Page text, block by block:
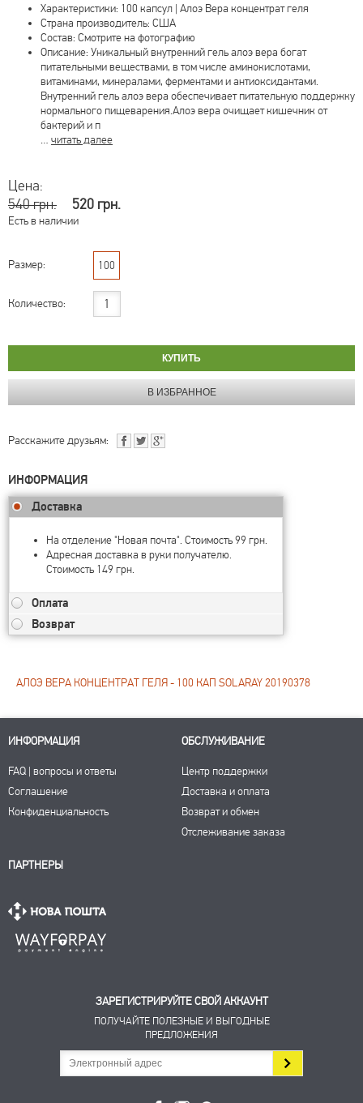
Характеристики: 100 капсул | Алоэ Вера концентрат геля
Страна производитель: США
Состав: Смотрите на фотографию
Описание: Уникальный внутренний гель алоэ вера богат
питательными веществами, в том числе аминокислотами,
витаминами, минералами, ферментами и антиоксидантами.
Внутренний гель алоэ вера обеспечивает питательную поддержку
нормального пищеварения.Алоэ вера очищает кишечник от
бактерий и п
… читать далее
Цена:
540 грн.
520 грн.
Есть в наличии
Размер: 100
Количество:
Расскажите друзьям:
ИНФОРМАЦИЯ
Доставка
На отделение "Новая почта". Стоимость 99 грн.
Адресная доставка в руки получателю.
Стоимость 149 грн.
Оплата
Возврат
АЛОЭ ВЕРА КОНЦЕНТРАТ ГЕЛЯ - 100 КАП SOLARAY 20190378
ИНФОРМАЦИЯ
FAQ | вопросы и ответы
Соглашение
Конфиденциальность
ОБСЛУЖИВАНИЕ
Центр поддержки
Доставка и оплата
Возврат и обмен
Отслеживание заказа
ПАРТНЕРЫ
ЗАРЕГИСТРИРУЙТЕ СВОЙ АККАУНТ
ПОЛУЧАЙТЕ ПОЛЕЗНЫЕ И ВЫГОДНЫЕ
ПРЕДЛОЖЕНИЯ